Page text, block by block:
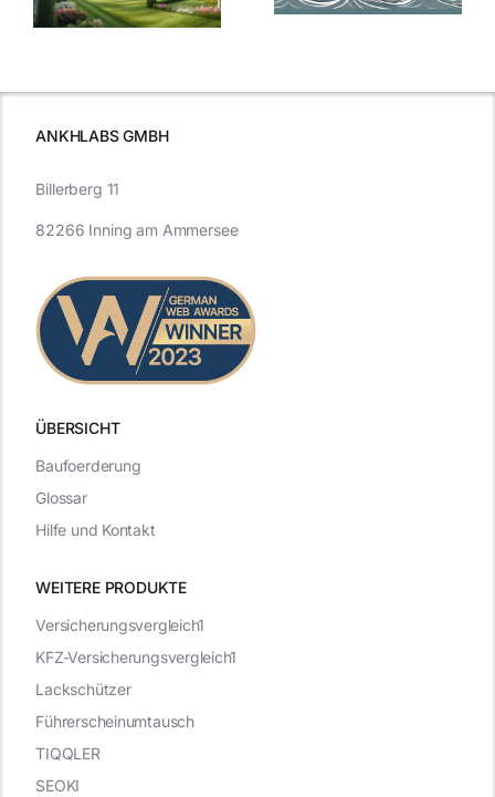
Entwicklung
ANKHLABS GMBH
ÜBERSICHT
WEITERE PRODUKTE
Versicherungsvergleich1
KFZ-Versicherungsvergleich1
Lackschützer
Führerscheinumtausch
TIQQLER
SEOKI
Billerberg 11
82266 Inning am Ammersee
Baufoerderung
Glossar
Hilfe und Kontakt